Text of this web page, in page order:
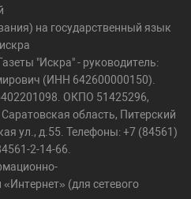
на государственный язык
"Искра" - руководитель:
(ИНН 642600000150).
ОКПО 51425296,
область, Питерский
ул., д.55. Телефоны: +7 (84561)
2-14-66.
(для сетевого